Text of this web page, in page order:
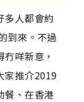
多人都會約
到來。不過
咩新意，
家推介2019
餐、在香港